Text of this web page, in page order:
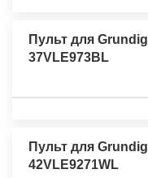
Пульт для Grundig
37VLE973BL
Пульт для Grundig
42VLE9271WL